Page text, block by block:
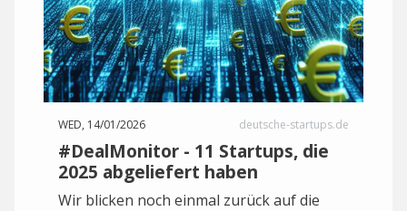
WED, 14/01/2026 deutsche-startups.de
#DealMonitor - 11 Startups, die
2025 abgeliefert haben
Wir blicken noch einmal zurück auf die